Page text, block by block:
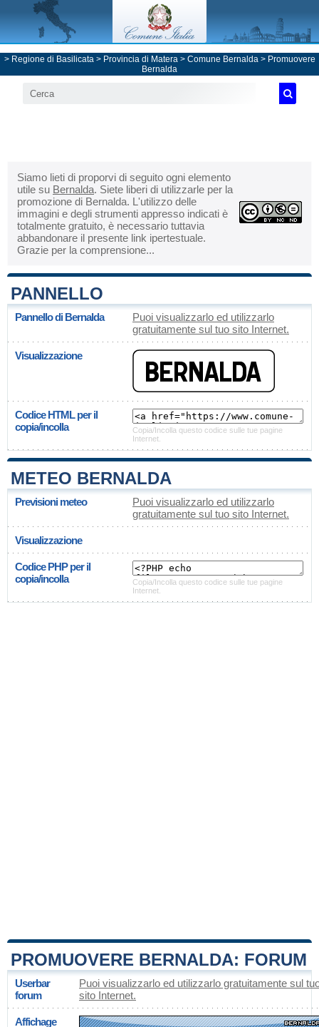
> Regione di Basilicata> Provincia di Matera> Comune Bernalda> Promuovere
Bernalda
Siamo lieti di proporvi di seguito ogni elemento
utile su Bernalda. Siete liberi di utilizzarle per la
promozione di Bernalda. L'utilizzo delle
immagini e degli strumenti appresso indicati è
totalmente gratuito, è necessario tuttavia
abbandonare il presente link ipertestuale.
Grazie per la comprensione...
PANNELLO
Pannello di Bernalda
Puoi visualizzarlo ed utilizzarlo
gratuitamente sul tuo sito Internet.
Visualizzazione
Codice HTML per il
copia/incolla
Copia/Incolla questo codice sulle tue pagine
Internet.
METEO BERNALDA
Previsioni meteo
Puoi visualizzarlo ed utilizzarlo
gratuitamente sul tuo sito Internet.
Visualizzazione
Codice PHP per il
copia/incolla
Copia/Incolla questo codice sulle tue pagine
Internet.
PROMUOVERE BERNALDA: FORUM
Userbar
forum
Puoi visualizzarlo ed utilizzarlo gratuitamente sul
sito Internet.
Affichage